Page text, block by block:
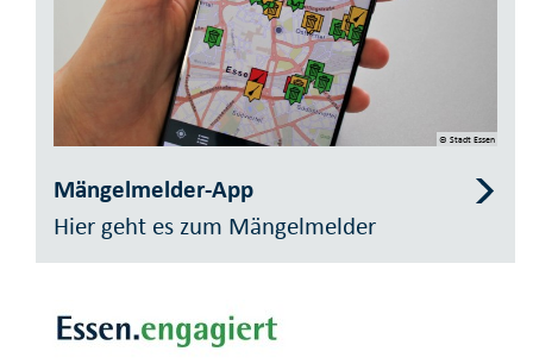
© Stadt Essen
Mängelmelder-App
Hier geht es zum Mängelmelder